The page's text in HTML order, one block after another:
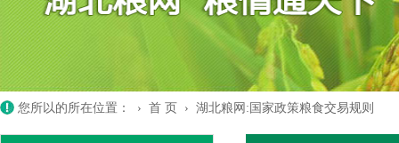
您所以的所在位置： › 首 页 › 湖北粮网:国家政策粮食交易规则